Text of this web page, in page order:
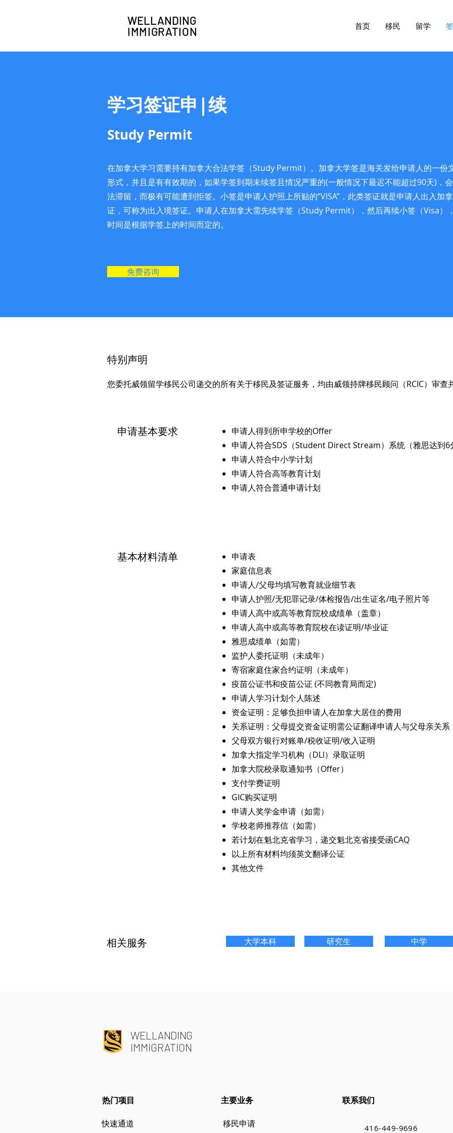
WELLANDING
IMMIGRATION
首页 移民 留学
学习签证申|续
​Study Permit
在加拿大学习需要持有加拿大合法学签（Study Permit）。加拿大学签是海关发给申请人的一份
形式，并且是有有效期的，如果学签到期未续签且情况严重的(一般情况下最迟不能超过90天)，
法滞留，而极有可能遭到拒签。小签是申请人护照上所贴的“VISA”，此类签证就是申请人出入加
证，可称为出入境签证。申请人在加拿大需先续学签（Study Permit），然后再续小签（Visa）
时间是根据学签上的时间而定的。
免费咨询
​特别声明
您委托威领留学移民公司递交的所有关于移民及签证服务，均由威领持牌移民顾问（RCIC）审查
申请基本要求
申请人得到所申学校的Offer
申请人符合SDS（Student Direct Stream）系统（雅思达到6
申请人符合中小学计划
​申请人符合高等教育计划
申请人符合普通申请计划
​基本材料清单
申请表​
家庭信息表
申请人/父母均填写教育就业细节表
申请人护照/无犯罪记录/体检报告/出生证名/电子照片等
申请人高中或高等教育院校成绩单（盖章）
申请人高中或高等教育院校在读证明/毕业证
雅思成绩单（如需）
监护人委托证明（未成年）
寄宿家庭住家合约证明（未成年）
疫苗公证书和疫苗公证 (不同教育局而定)
申请人学习计划个人陈述
资金证明：足够负担申请人在加拿大居住的费用
关系证明：父母提交资金证明需公证翻译申请人与父母亲关系
父母双方银行对账单/税收证明/收入证明
加拿大指定学习机构（DLI）录取证明
加拿大院校录取通知书（Offer）
支付学费证明
​GIC购买证明
申请人奖学金申请（如需）
学校老师推荐信（如需）
若计划在魁北克省学习，递交魁北克省接受函CAQ
以上所有材料均须英文翻译公证
其他文件
相关服务 大学本科 研究生 中学
WELLANDING
IMMIGRATION
​热门项目
快速通道
主要业务
移民申请
联系我们
416-449-9696